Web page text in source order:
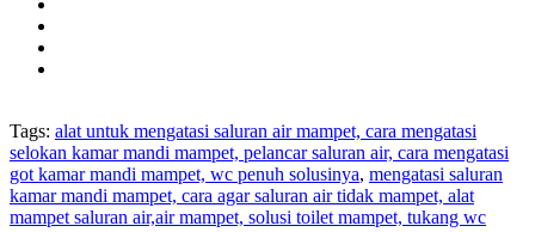
Tags: alat untuk mengatasi saluran air mampet, cara mengatasi
selokan kamar mandi mampet, pelancar saluran air, cara mengatasi
got kamar mandi mampet, wc penuh solusinya, mengatasi saluran
kamar mandi mampet, cara agar saluran air tidak mampet, alat
mampet saluran air,air mampet, solusi toilet mampet, tukang wc